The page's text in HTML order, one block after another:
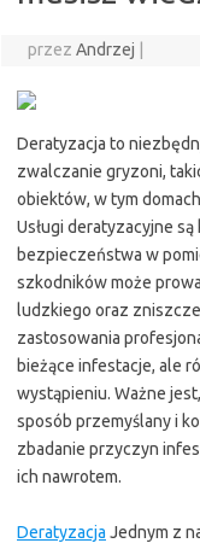
przez Andrzej
Deratyzacja to
zwalczanie gryzoni,
obiektów, w tym
Usługi deratyzacyjne
bezpieczeństwa w
szkodników może
ludzkiego oraz
zastosowania
bieżące infestacje, ale
wystąpieniu. Ważne
sposób przemyślany i
zbadanie przyczyn
ich nawrotem.
Deratyzacja Jednym z